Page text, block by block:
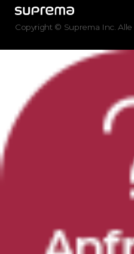
Copyright © Suprema Inc.